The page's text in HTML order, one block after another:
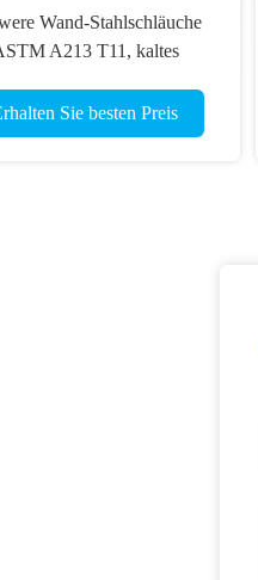
Wand-Stahlschläuche
A213 T11, kaltes
Stahlrohr
Sie besten Preis